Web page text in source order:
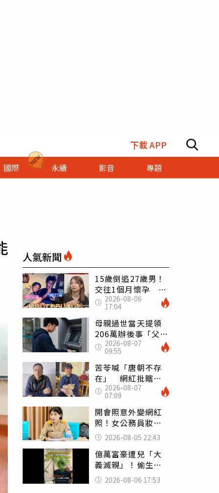
下載 APP
國際 永續 影音
專題
人氣新聞
15歲倒追27歲男！
交往1個月懷孕 36
歲當阿嬤故事曝光
2026-08-06
17:04
母親過世當天提領
206萬辦後事「父子
遭判刑」 律師：
搶錢先下手是罪
2026-08-07
09:55
苦苓喊「唐朝不存
在」 網紅批瞎編
歷史：李白、杜甫
用鮮卑文寫詩？
2026-08-07
07:09
開會照意外變網紅
照！女公務員妝容
掀2千則留言 本人
怒嗆：化妝有錯嗎
2026-08-05 22:43
億萬富豪遭兒「大
義滅親」！偷生子
怕曝光 竟盜鄰居
身份辦假證落戶
2026-08-06 17:53